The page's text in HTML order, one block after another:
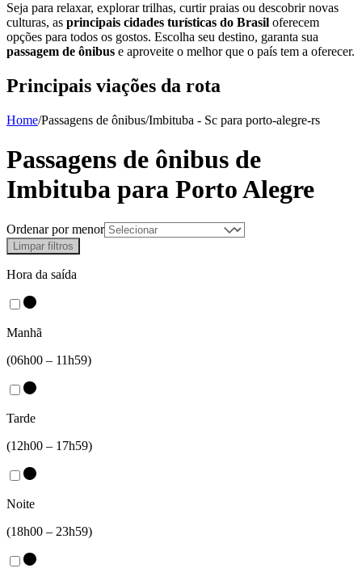
Seja para relaxar, explorar trilhas, curtir praias ou descobrir novas
culturas, as principais cidades turísticas do Brasil oferecem
opções para todos os gostos. Escolha seu destino, garanta sua
passagem de ônibus e aproveite o melhor que o país tem a oferecer.
Principais viações da rota
Home/Passagens de ônibus/Imbituba - Sc para porto-alegre-rs
Passagens de ônibus de
Imbituba para Porto Alegre
Ordenar por menor
Limpar filtros
Hora da saída
Manhã
(06h00 – 11h59)
Tarde
(12h00 – 17h59)
Noite
(18h00 – 23h59)